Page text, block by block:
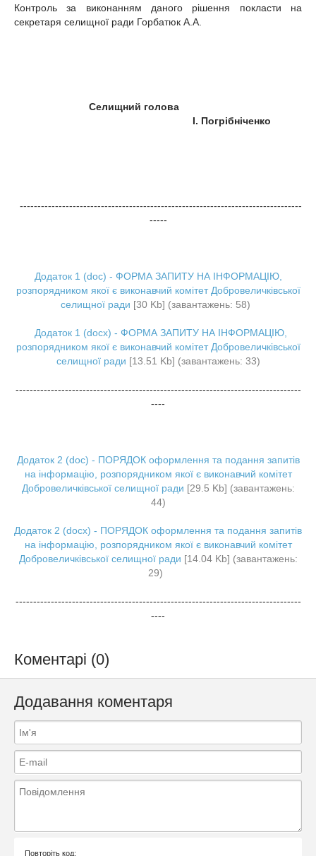
Контроль за виконанням даного рішення покласти на
секретаря селищної ради Горбатюк А.А.
Селищний голова
І. Погрібніченко
--------------------------------------------------------------------------------
-----
Додаток 1 (doc) - ФОРМА ЗАПИТУ НА ІНФОРМАЦІЮ,
розпорядником якої є виконавчий комітет Добровеличківської
селищної ради [30 Kb] (завантажень: 58)
Додаток 1 (docx) - ФОРМА ЗАПИТУ НА ІНФОРМАЦІЮ,
розпорядником якої є виконавчий комітет Добровеличківської
селищної ради [13.51 Kb] (завантажень: 33)
---------------------------------------------------------------------------------
----
Додаток 2 (doc) - ПОРЯДОК оформлення та подання запитів
на інформацію, розпорядником якої є виконавчий комітет
Добровеличківської селищної ради [29.5 Kb] (завантажень:
44)
Додаток 2 (docx) - ПОРЯДОК оформлення та подання запитів
на інформацію, розпорядником якої є виконавчий комітет
Добровеличківської селищної ради [14.04 Kb] (завантажень:
29)
---------------------------------------------------------------------------------
----
Коментарі (0)
Додавання коментаря
Повторіть код: